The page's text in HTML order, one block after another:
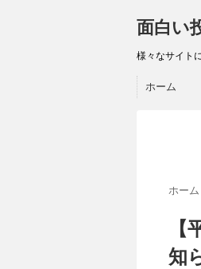
面白い
様々なサイト
ホーム
ホーム
知